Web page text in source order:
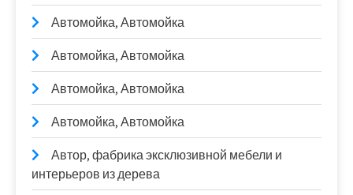
Автомойка, Автомойка
Автомойка, Автомойка
Автомойка, Автомойка
Автомойка, Автомойка
Автор, фабрика эксклюзивной мебели и
интерьеров из дерева